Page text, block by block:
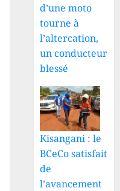
d’une moto
tourne à
l’altercation,
un conducteur
blessé
Kisangani : le
BCeCo satisfait
de
l’avancement